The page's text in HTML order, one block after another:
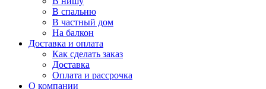
В спальню
В частный дом
На балкон
Доставка и оплата
Как сделать заказ
Доставка
Оплата и рассрочка
О компании